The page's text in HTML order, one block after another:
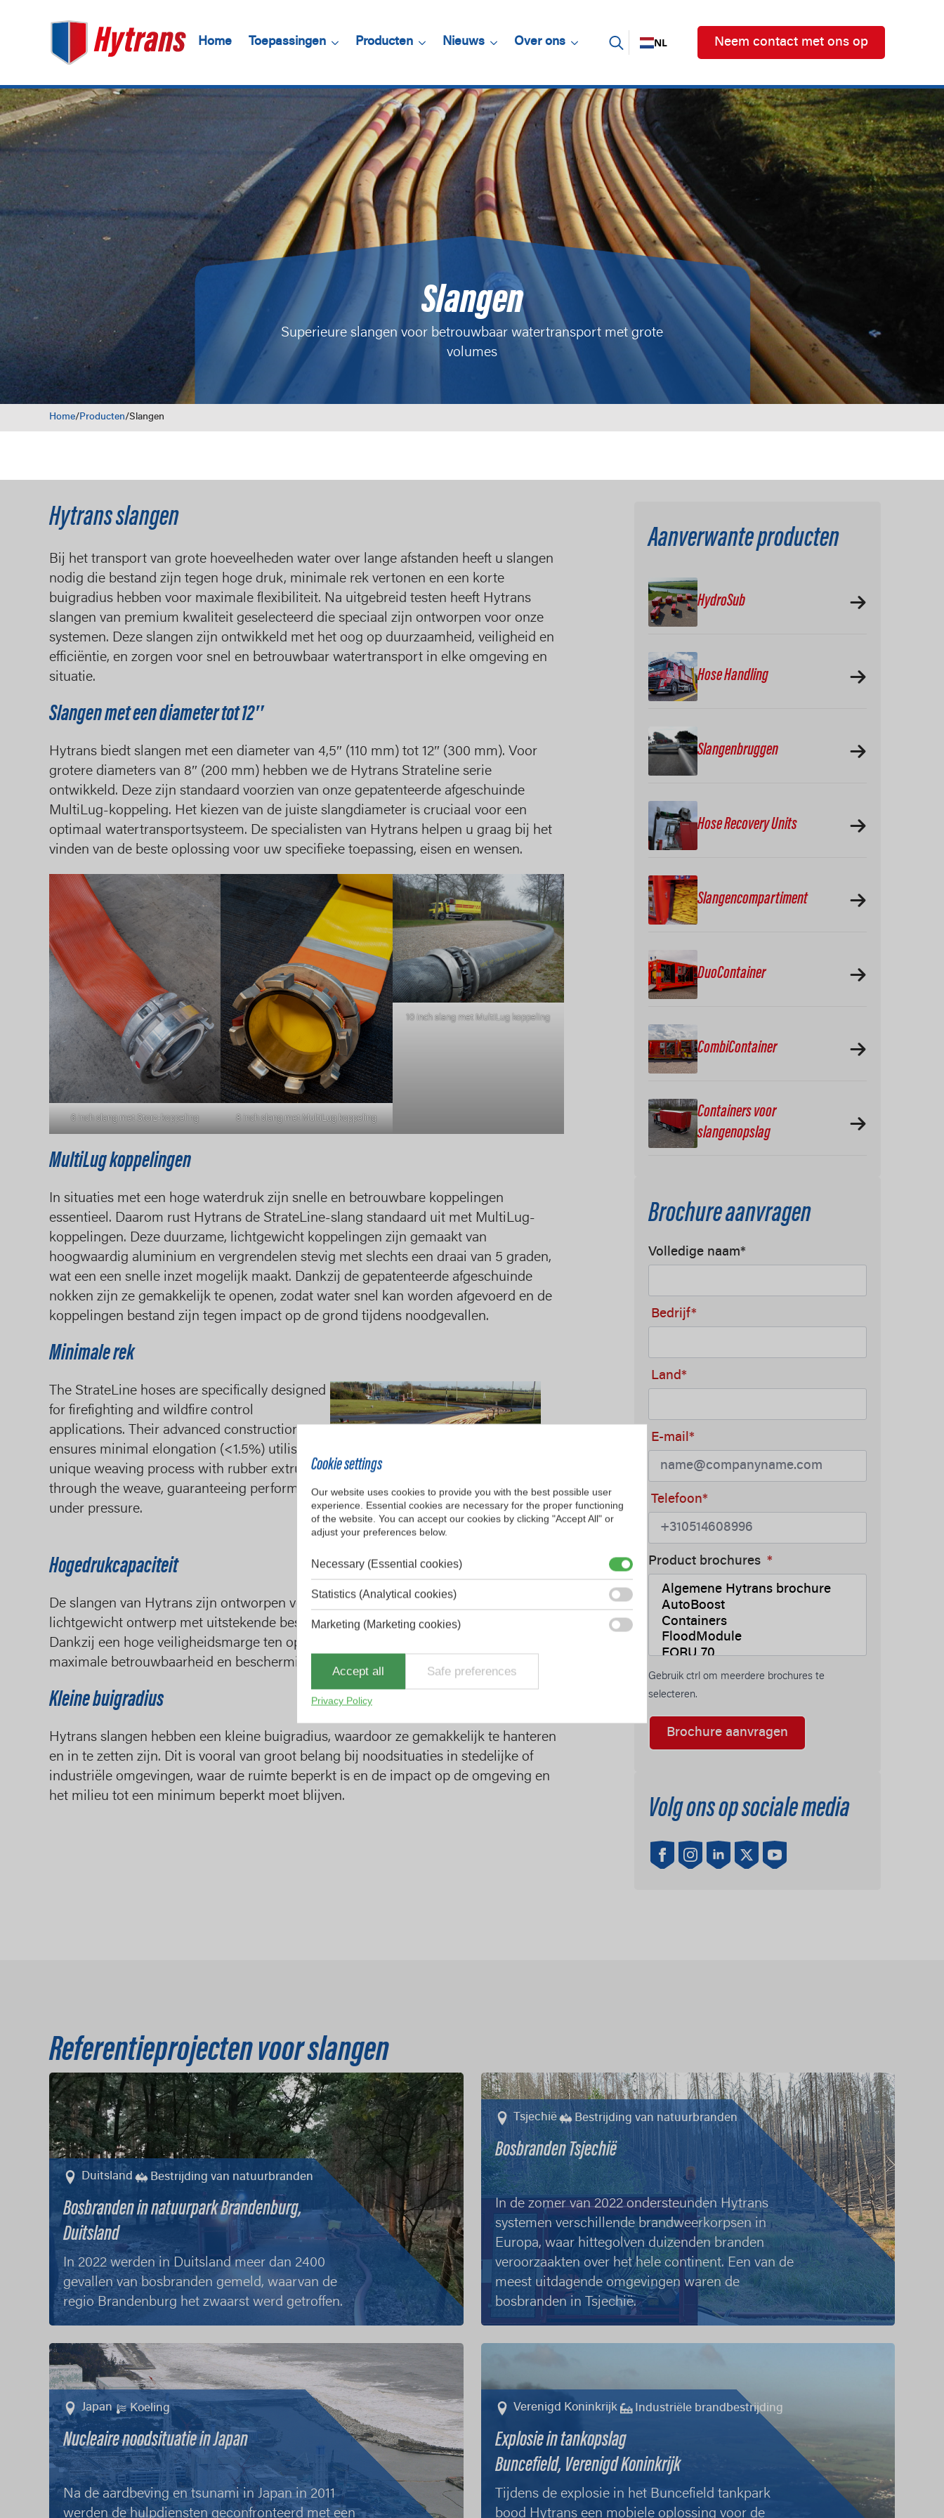
Home Toepassingen Producten Nieuws
Over ons
NL Neem contact met ons op
Slangen
Superieure slangen voor betrouwbaar watertransport met grote
volumes
Home/Producten/Slangen
Hytrans slangen
Bij het transport van grote hoeveelheden water over lange afstanden heeft u slangen
nodig die bestand zijn tegen hoge druk, minimale rek vertonen en een korte
buigradius hebben voor maximale flexibiliteit. Na uitgebreid testen heeft Hytrans
slangen van premium kwaliteit geselecteerd die speciaal zijn ontworpen voor onze
systemen. Deze slangen zijn ontwikkeld met het oog op duurzaamheid, veiligheid en
efficiëntie, en zorgen voor snel en betrouwbaar watertransport in elke omgeving en
situatie.
Slangen met een diameter tot 12″
Hytrans biedt slangen met een diameter van 4,5″ (110 mm) tot 12″ (300 mm). Voor
grotere diameters van 8″ (200 mm) hebben we de Hytrans Strateline serie
ontwikkeld. Deze zijn standaard voorzien van onze gepatenteerde afgeschuinde
MultiLug-koppeling. Het kiezen van de juiste slangdiameter is cruciaal voor een
optimaal watertransportsysteem. De specialisten van Hytrans helpen u graag bij het
vinden van de beste oplossing voor uw specifieke toepassing, eisen en wensen.
6 inch slang met Storz-koppeling 8 inch slang met MultiLug koppeling
10 inch slang met MultiLug koppeling
MultiLug koppelingen
In situaties met een hoge waterdruk zijn snelle en betrouwbare koppelingen
essentieel. Daarom rust Hytrans de StrateLine-slang standaard uit met MultiLug-
koppelingen. Deze duurzame, lichtgewicht koppelingen zijn gemaakt van
hoogwaardig aluminium en vergrendelen stevig met slechts een draai van 5 graden,
wat een een snelle inzet mogelijk maakt. Dankzij de gepatenteerde afgeschuinde
nokken zijn ze gemakkelijk te openen, zodat water snel kan worden afgevoerd en de
koppelingen bestand zijn tegen impact op de grond tijdens noodgevallen.
Minimale rek
The StrateLine hoses are specifically designed
for firefighting and wildfire control
applications. Their advanced construction
ensures minimal elongation (<1.5%) utilising a
unique weaving process with rubber extruded
through the weave, guaranteeing performance
under pressure.
Hogedrukcapaciteit
De slangen van Hytrans zijn ontworpen voor hoge drukprestaties en combineren een
lichtgewicht ontwerp met uitstekende bestendigheid tegen ozon, slijtage en hitte.
Dankzij een hoge veiligheidsmarge ten opzichte van de vereiste werkdruk bieden ze
maximale betrouwbaarheid en bescherming onder veeleisende omstandigheden.
Kleine buigradius
Hytrans slangen hebben een kleine buigradius, waardoor ze gemakkelijk te hanteren
en in te zetten zijn. Dit is vooral van groot belang bij noodsituaties in stedelijke of
industriële omgevingen, waar de ruimte beperkt is en de impact op de omgeving en
het milieu tot een minimum beperkt moet blijven.
Aanverwante producten
HydroSub
Hose Handling
Slangenbruggen
Hose Recovery Units
Slangencompartiment
DuoContainer
CombiContainer
Containers voor
slangenopslag
Brochure aanvragen
Volledige naam*
Bedrijf*
Land*
E-mail*
Telefoon*
Product brochures *
Gebruik ctrl om meerdere brochures te
selecteren.
Brochure aanvragen
Volg ons op sociale media
Referentieprojecten voor slangen
Duitsland Bestrijding van natuurbranden
Bosbranden in natuurpark Brandenburg,
Duitsland
In 2022 werden in Duitsland meer dan 2400
gevallen van bosbranden gemeld, waarvan de
regio Brandenburg het zwaarst werd getroffen.
Meer info
Tsjechië Bestrijding van natuurbranden
Bosbranden Tsjechië
In de zomer van 2022 ondersteunden Hytrans
systemen verschillende brandweerkorpsen in
Europa, waar hittegolven duizenden branden
veroorzaakten over het hele continent. Een van de
meest uitdagende omgevingen waren de
bosbranden in Tsjechië.
Meer info
Japan Koeling
Nucleaire noodsituatie in Japan
Na de aardbeving en tsunami in Japan in 2011
werden de hulpdiensten geconfronteerd met een
Verenigd Koninkrijk Industriële brandbestrijding
Explosie in tankopslag
Buncefield, Verenigd Koninkrijk
Tijdens de explosie in het Buncefield tankpark
bood Hytrans een mobiele oplossing voor de
Cookie settings
Our website uses cookies to provide you with the best possible user
experience. Essential cookies are necessary for the proper functioning
of the website. You can accept our cookies by clicking "Accept All" or
adjust your preferences below.
Necessary (Essential cookies)
Statistics (Analytical cookies)
Marketing (Marketing cookies)
Accept all Safe preferences
Privacy Policy